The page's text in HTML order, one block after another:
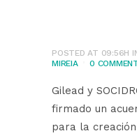
POSTED AT 09:56H
MIREIA
0
Gilead y
firmado un
para la